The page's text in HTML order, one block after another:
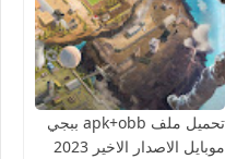
تحميل ملف apk+obb ببجي
موبايل الاصدار الاخير 2023